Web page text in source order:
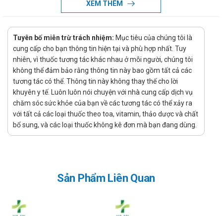
Việc quên một liều có thể sẽ không gây ra vấn đề nghiêm
trọng, tuy nhiên nếu việc này diễn ra thường xuyên có thể sẽ
gây ảnh hưởng đến hiệu quả điều trị. Tuy nhiên, nếu quên liều
xảy ra thì chỉ cần sử dụng ngay liều đã quên nếu như thời gian
quên liều chưa lâu, còn nếu như quên quá lâu hoặc gần tới
thời gian dùng liều tiếp theo thì bỏ qua liều đã quên và chỉ cần
uống liều sắp đến. Và nếu như hay quên thì bạn có thể tạo
nhắc nhở, báo thức nhắc uống thuốc bằng điện thoại để tránh
ảnh hưởng tới tác dụng của sản phẩm.
ra các tác dụng phụ không mong muốn, nghiêm trọng có thể
dụng đúng liều lượng được chỉ định. Khi quá liều cần theo dõi
XEM THÊM
Tuyên bố miễn trừ trách nhiệm: Mục tiêu của chúng tôi là
cung cấp cho bạn thông tin hiện tại và phù hợp nhất. Tuy
nhiên, vì thuốc tương tác khác nhau ở mỗi người, chúng tôi
không thể đảm bảo rằng thông tin này bao gồm tất cả các
tương tác có thể. Thông tin này không thay thế cho lời
khuyên y tế. Luôn luôn nói chuyện với nhà cung cấp dịch vụ
chăm sóc sức khỏe của bạn về các tương tác có thể xảy ra
với tất cả các loại thuốc theo toa, vitamin, thảo dược và chất
bổ sung, và các loại thuốc không kê đơn mà bạn đang dùng.
Sản Phẩm Liên Quan